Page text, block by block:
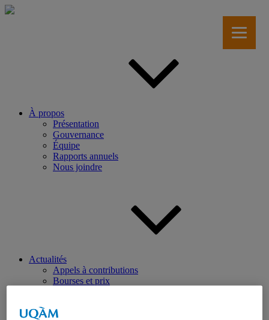
Aller
À propos
Présentation
Gouvernance
Équipe
Rapports annuels
Nous joindre
Actualités
Appels à contributions
Bourses et prix
Distinctions